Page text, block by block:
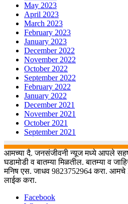
May 2023
April 2023
March 2023
February 2023
January 2023
December 2022
November 2022
October 2022
September 2022
February 2022
January 2022
December 2021
November 2021
October 2021
September 2021
आमच्या दै. जनसंजीवनी न्यूज मध्ये आपले
घडामोडी व बातम्या मिळतील. बातम्या व
मनिष एस. जाधव 9823752964 करा. आमचे
लाईक करा.
Facebook